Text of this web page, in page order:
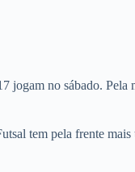
jogam no sábado.
tem pela frente